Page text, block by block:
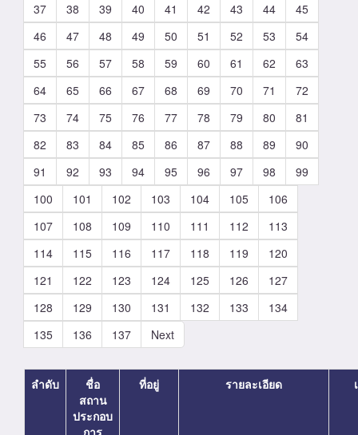
37
38 39 40 41 42 43 44
45
46
47 48 49 50 51 52 53
54
55
56 57 58 59 60 61 62
63
64
65 66 67 68 69 70 71
72
73
74 75 76 77 78 79 80
81
82
83 84 85 86 87 88 89
90
91
92 93 94 95 96 97 98
99
100
101 102 103 104 105
106
107
108 109 110 111 112
113
114
115 116 117 118 119
120
121
122 123 124 125 126
127
128
129 130 131 132 133
134
135
136 137 Next
ลำดับ
ชื่อ
สถาน
ประกอบ
การ
ที่อยู่ รายละเอียด